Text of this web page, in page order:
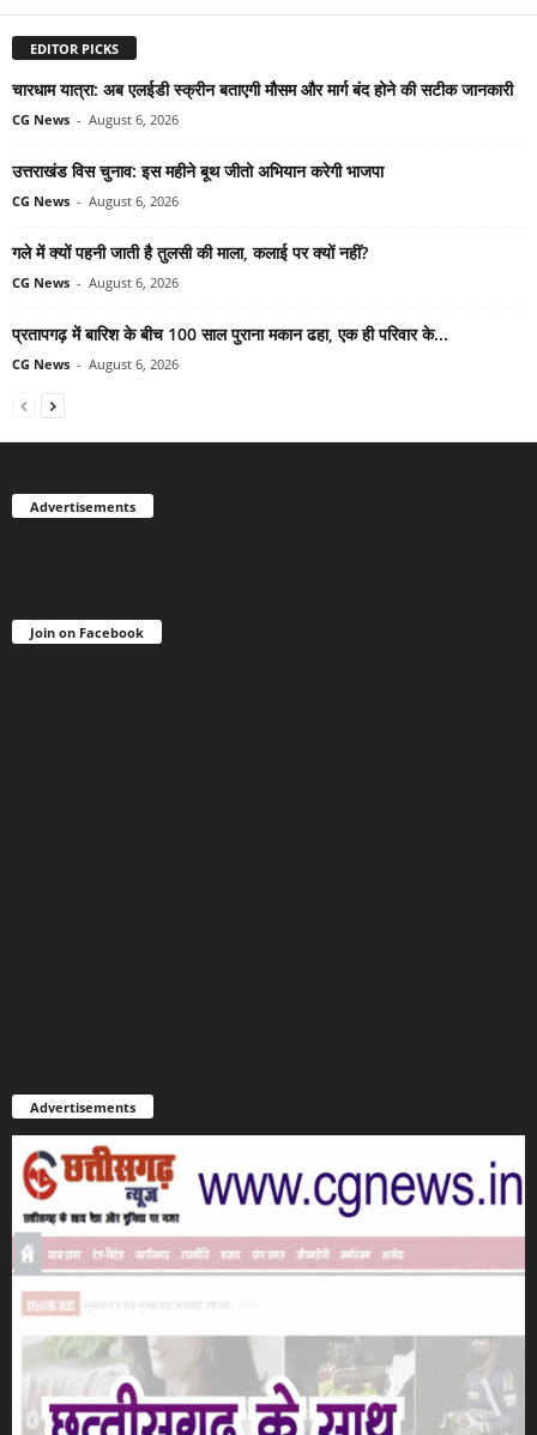
EDITOR PICKS
चारधाम यात्रा: अब एलईडी स्क्रीन बताएगी मौसम और मार्ग बंद होने की सटीक जानकारी
CG News - August 6, 2026
उत्तराखंड विस चुनाव: इस महीने बूथ जीतो अभियान करेगी भाजपा
CG News - August 6, 2026
गले में क्यों पहनी जाती है तुलसी की माला, कलाई पर क्यों नहीं?
CG News - August 6, 2026
प्रतापगढ़ में बारिश के बीच 100 साल पुराना मकान ढहा, एक ही परिवार के...
CG News - August 6, 2026
Advertisements
Join on Facebook
Advertisements